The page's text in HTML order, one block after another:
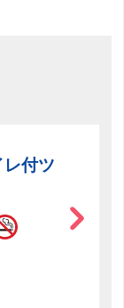
レ付ツ